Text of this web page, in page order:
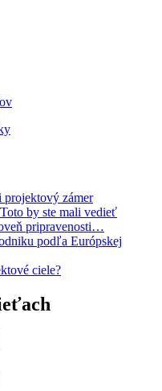
zámer
by ste mali vedieť
pripravenosti…
podľa Európskej
ciele?